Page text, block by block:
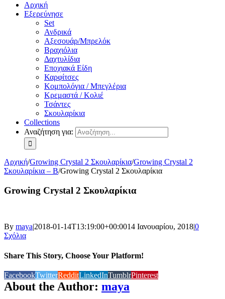
Αρχική
Εξερεύνησε
Set
Ανδρικά
Αξεσουάρ/Μπρελόκ
Βραχιόλια
Δαχτυλίδια
Εποχιακά Είδη
Καρφίτσες
Κομπολόγια / Μπεγλέρια
Κρεμαστά / Κολιέ
Τσάντες
Σκουλαρίκια
Collections
Αναζήτηση για:
Αρχική/Growing Crystal 2 Σκουλαρίκια/Growing Crystal 2
Σκουλαρίκια – B/Growing Crystal 2 Σκουλαρίκια
Growing Crystal 2 Σκουλαρίκια
By maya|2018-01-14T13:19:00+00:0014 Ιανουαρίου, 2018|0
Σχόλια
Share This Story, Choose Your Platform!
FacebookTwitterRedditLinkedInTumblrPinterest
About the Author: maya